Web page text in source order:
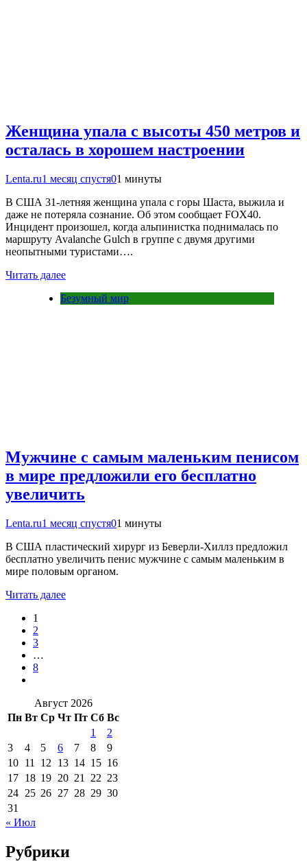
Женщина упала с высоты 450 метров и
осталась в хорошем настроении
Lenta.ru1 месяц спустя01 минуты
В США 31-летняя женщина упала с горы Шаста, выжила и
даже не потеряла сознание. Об этом сообщает FOX40.
Инцидент произошел, когда альпинистка поднималась по
маршруту Avalanche Gulch в группе с двумя другими
неопытными туристами….
Читать далее
Безумный мир
Мужчине с самым маленьким пенисом
в мире предложили его бесплатно
увеличить
Lenta.ru1 месяц спустя01 минуты
В США пластический хирург из Беверли-Хиллз предложил
бесплатно увеличить пенис мужчине с самым маленьким в
мире половым органом.
Читать далее
1
2
3
…
8
Август 2026
Пн Вт Ср Чт Пт Сб Вс
1
2
3
4 5 6 7 8
9
10 11 12 13 14 15 16
17 18 19 20 21 22 23
24 25 26 27 28 29 30
31
« Июл
Рубрики